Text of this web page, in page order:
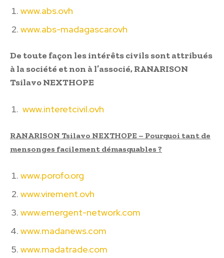
www.abs.ovh
www.abs-madagascar.ovh
De toute façon les intérêts civils sont attribués
à la société et non à l’associé, RANARISON
Tsilavo NEXTHOPE
www.interetcivil.ovh
RANARISON Tsilavo NEXTHOPE – Pourquoi tant de
mensonges facilement démasquables ?
www.porofo.org
www.virement.ovh
www.emergent-network.com
www.madanews.com
www.madatrade.com